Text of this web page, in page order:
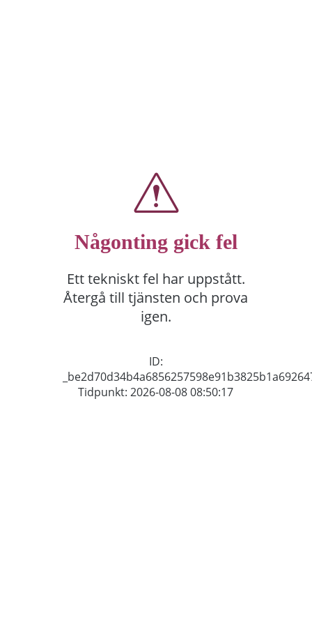
Någonting gick fel
Ett tekniskt fel har uppstått.
Återgå till tjänsten och prova
igen.
ID:
Tidpunkt: 2026-08-08 08:50:17